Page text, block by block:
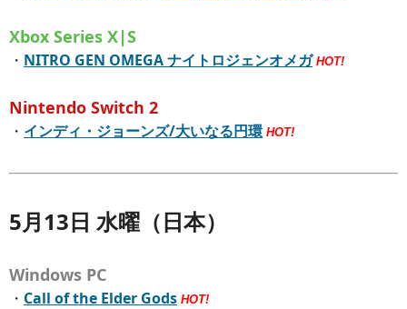
Xbox Series X|S
・ NITRO GEN OMEGA ナイトロジェンオメガ HOT!
Nintendo Switch 2
・ インディ・ジョーンズ/大いなる円環 HOT!
5月13日 水曜（日本）
Windows PC
・ Call of the Elder Gods HOT!